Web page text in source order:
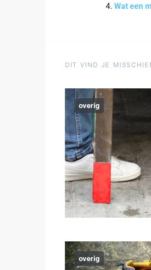
Wat een
DIT VIND JE
overig
overig